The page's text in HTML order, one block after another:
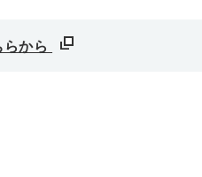
から